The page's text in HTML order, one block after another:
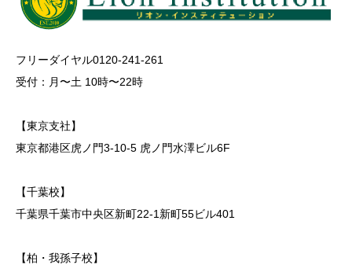
フリーダイヤル0120-241-261
受付：月〜土 10時〜22時
【東京支社】
東京都港区虎ノ門3-10-5 虎ノ門水澤ビル6F
【千葉校】
千葉県千葉市中央区新町22-1新町55ビル401
【柏・我孫子校】